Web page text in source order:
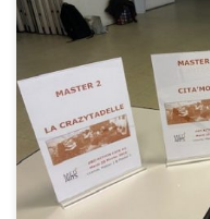
Dans le cadre de la
étudiant·es du secteur de
Licence Pro – se sont
médiation numérique,
pour un temps
Nous […]